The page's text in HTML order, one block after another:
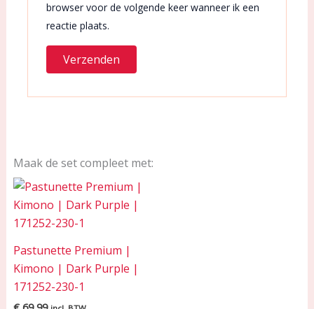
browser voor de volgende keer wanneer ik een
reactie plaats.
Maak de set compleet met:
Pastunette Premium |
Kimono | Dark Purple |
171252-230-1